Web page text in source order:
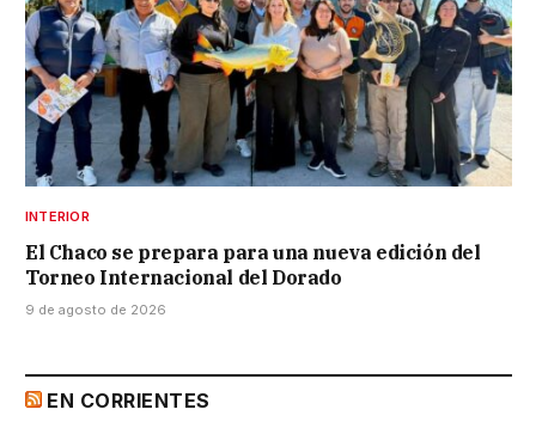
INTERIOR
El Chaco se prepara para una nueva edición del
Torneo Internacional del Dorado
9 de agosto de 2026
EN CORRIENTES